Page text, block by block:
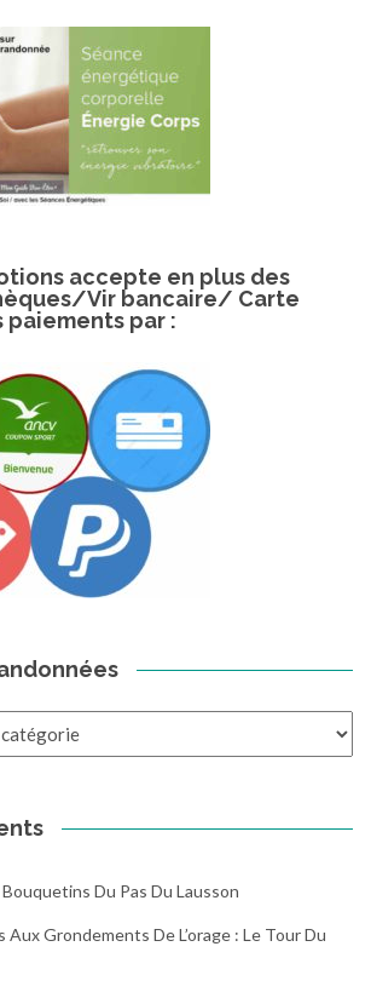
accepte en plus des
Vir bancaire/ Carte
paiements par :
Du Pas Du Lausson
Grondements De L’orage : Le Tour Du